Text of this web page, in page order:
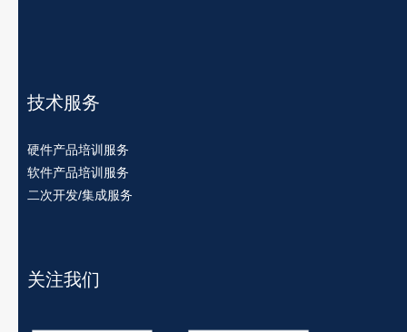
技术服务
硬件产品培训服务
软件产品培训服务
二次开发/集成服务
关注我们